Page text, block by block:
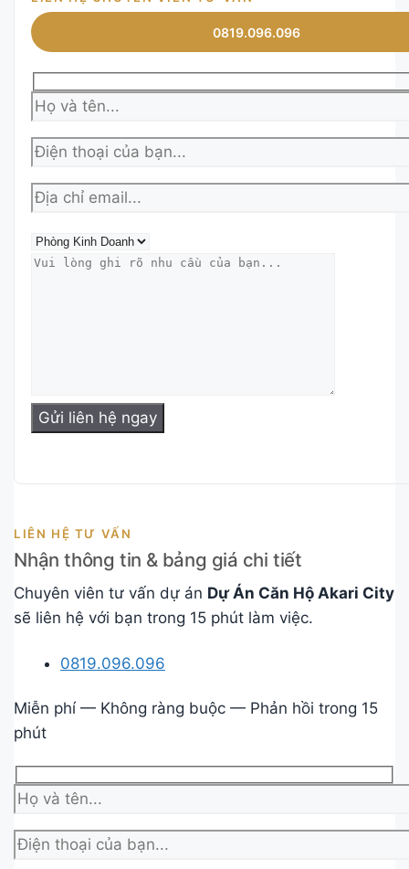
0819.096.096
LIÊN HỆ TƯ VẤN
Nhận thông tin & bảng giá chi tiết
Chuyên viên tư vấn dự án Dự Án Căn Hộ Akari City
sẽ liên hệ với bạn trong 15 phút làm việc.
0819.096.096
Miễn phí — Không ràng buộc — Phản hồi trong 15
phút